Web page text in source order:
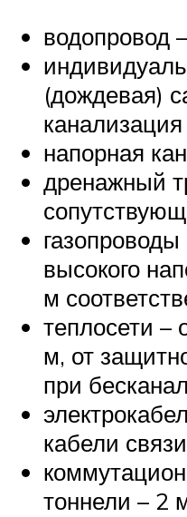
водопровод
(дождевая)
напорная
дренажный
газопроводы
высокого
м
теплосети –
м, от
при
кабели
тоннели – 2